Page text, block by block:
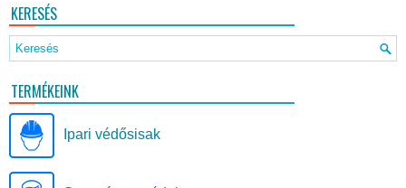
KERESÉS
TERMÉKEINK
Ipari védősisak